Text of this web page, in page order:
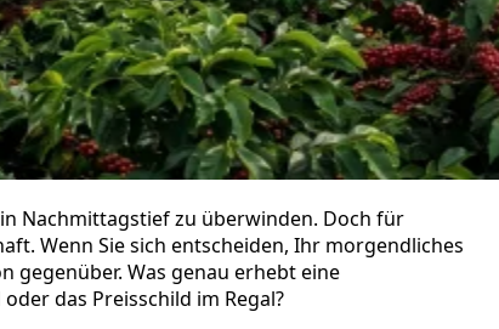
Nachmittagstief zu überwinden. Doch für
Wenn Sie sich entscheiden, Ihr morgendliches
gegenüber. Was genau erhebt eine
das Preisschild im Regal?